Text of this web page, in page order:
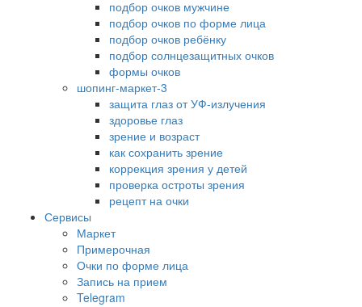
подбор очков мужчине
подбор очков по форме лица
подбор очков ребёнку
подбор солнцезащитных очков
формы очков
шопинг-маркет-3
защита глаз от УФ-излучения
здоровье глаз
зрение и возраст
как сохранить зрение
коррекция зрения у детей
проверка остроты зрения
рецепт на очки
Сервисы
Маркет
Примерочная
Очки по форме лица
Запись на прием
Telegram